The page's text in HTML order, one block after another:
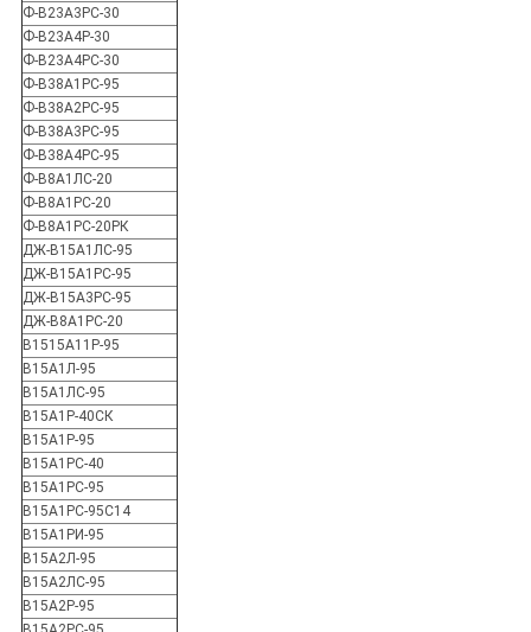
Ф-В23А3РС-30
Ф-В23А4Р-30
Ф-В23А4РС-30
Ф-В38А1РС-95
Ф-В38А2РС-95
Ф-В38А3РС-95
Ф-В38А4РС-95
Ф-В8А1ЛС-20
Ф-В8А1РС-20
Ф-В8А1РС-20РК
ДЖ-В15А1ЛС-95
ДЖ-В15А1РС-95
ДЖ-В15А3РС-95
ДЖ-В8А1РС-20
В1515А11Р-95
В15А1Л-95
В15А1ЛС-95
В15А1Р-40СК
В15А1Р-95
В15А1РС-40
В15А1РС-95
В15А1РС-95С14
В15А1РИ-95
В15А2Л-95
В15А2ЛС-95
В15А2Р-95